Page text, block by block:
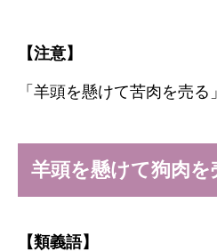
【注意】
「羊頭を懸けて苦肉を売る
羊頭を懸けて狗肉を
【類義語】